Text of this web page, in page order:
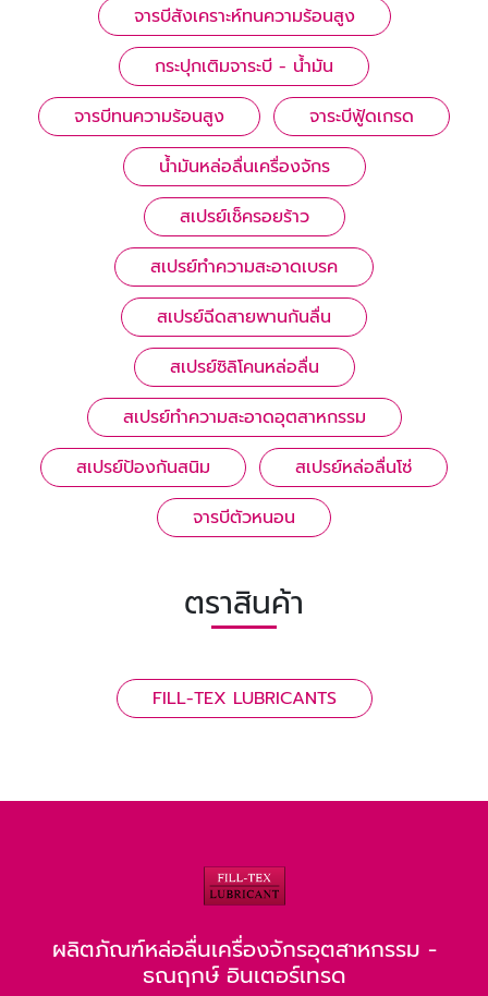
จารบีสังเคราะห์ทนความร้อนสูง
กระปุกเติมจาระบี - น้ำมัน
จารบีทนความร้อนสูง
จาระบีฟู้ดเกรด
น้ำมันหล่อลื่นเครื่องจักร
สเปรย์เช็ครอยร้าว
สเปรย์ทําความสะอาดเบรค
สเปรย์ฉีดสายพานกันลื่น
สเปรย์ซิลิโคนหล่อลื่น
สเปรย์ทำความสะอาดอุตสาหกรรม
สเปรย์ป้องกันสนิม
สเปรย์หล่อลื่นโซ่
จารบีตัวหนอน
ตราสินค้า
FILL-TEX LUBRICANTS
ผลิตภัณฑ์หล่อลื่นเครื่องจักรอุตสาหกรรม -
ธณฤกษ์ อินเตอร์เทรด